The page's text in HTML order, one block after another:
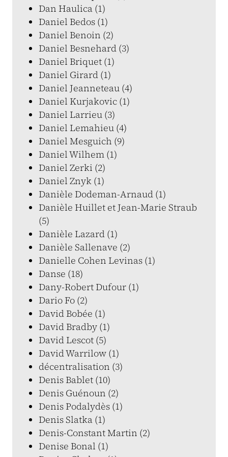
Dan Haulica (1)
Daniel Bedos (1)
Daniel Benoin (2)
Daniel Besnehard (3)
Daniel Briquet (1)
Daniel Girard (1)
Daniel Jeanneteau (4)
Daniel Kurjakovic (1)
Daniel Larrieu (3)
Daniel Lemahieu (4)
Daniel Mesguich (9)
Daniel Wilhem (1)
Daniel Zerki (2)
Daniel Znyk (1)
Danièle Dodeman-Arnaud (1)
Danièle Huillet et Jean-Marie Straub
(5)
Danièle Lazard (1)
Danièle Sallenave (2)
Danielle Cohen Levinas (1)
Danse (18)
Dany-Robert Dufour (1)
Dario Fo (2)
David Bobée (1)
David Bradby (1)
David Lescot (5)
David Warrilow (1)
décentralisation (3)
Denis Bablet (10)
Denis Guénoun (2)
Denis Podalydès (1)
Denis Slatka (1)
Denis-Constant Martin (2)
Denise Bonal (1)